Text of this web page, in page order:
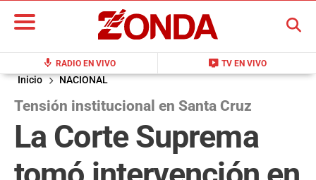
mic RADIO EN VIVO live_tv TV EN VIVO
BUSCAR
Inicio NACIONAL
Tensión institucional en Santa Cruz
La Corte Suprema